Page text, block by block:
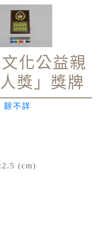
化公益親
獎」獎牌
餘不詳
(cm)